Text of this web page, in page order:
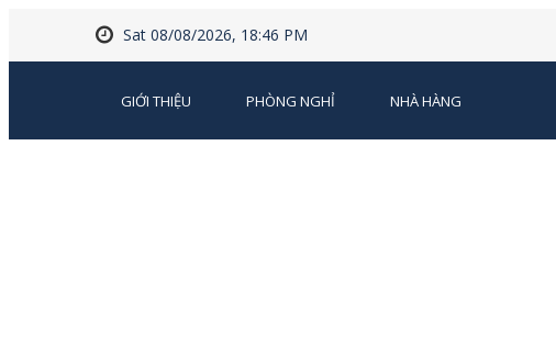
Sat 08/08/2026, 18:46 PM
GIỚI THIỆU PHÒNG NGHỈ NHÀ HÀNG